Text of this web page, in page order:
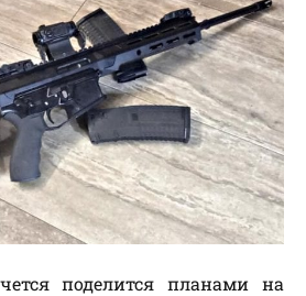
поделится планами на